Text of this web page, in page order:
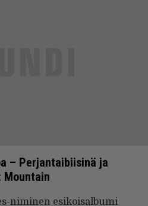
– Perjantaibiisinä ja
Mountain
niminen esikoisalbumi